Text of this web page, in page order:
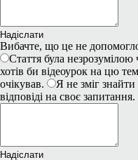
Надіслати
Вибачте, що це не
Стаття була
хотів би відеоурок на цю
очікував.
Я не зміг
відповіді на своє запитання.
Надіслати